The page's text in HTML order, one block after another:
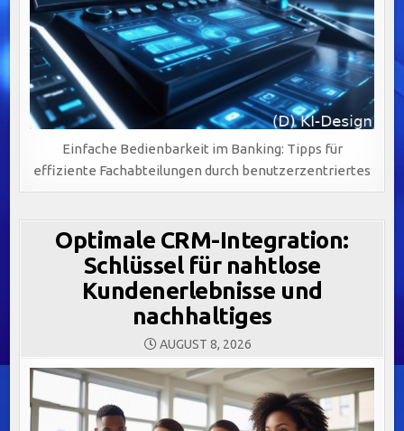
Einfache Bedienbarkeit im Banking: Tipps für
effiziente Fachabteilungen durch benutzerzentriertes
Optimale CRM-Integration:
Schlüssel für nahtlose
Kundenerlebnisse und
nachhaltiges
AUGUST 8, 2026